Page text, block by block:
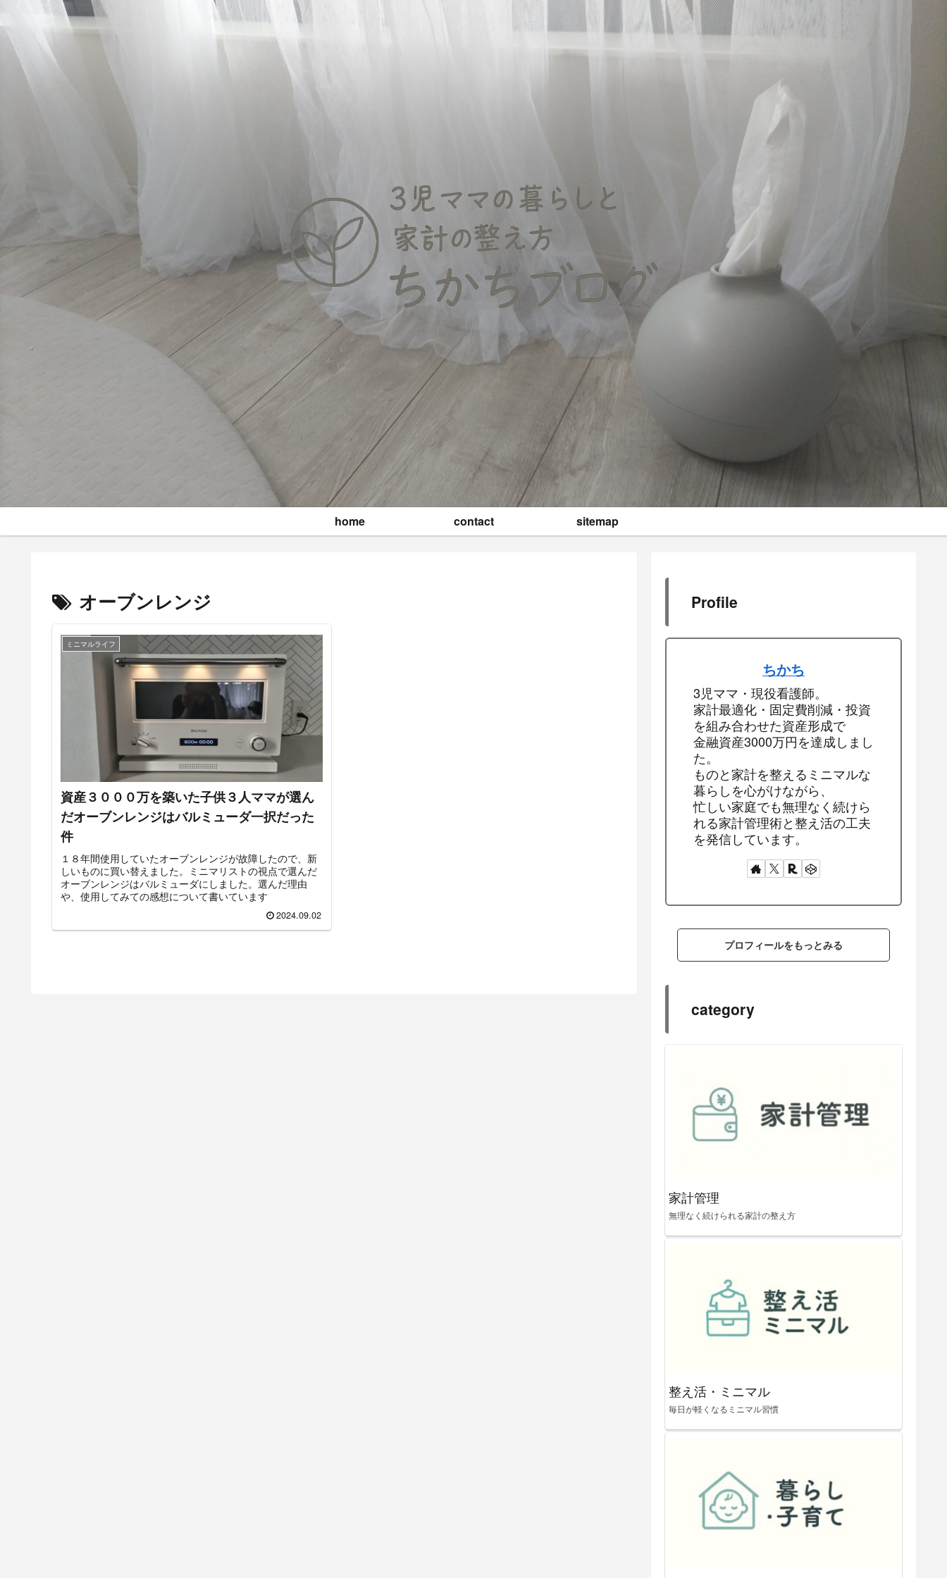
home contact sitemap
オーブンレンジ
ミニマルライフ
資産３０００万を築いた子供３人ママが選ん
だオーブンレンジはバルミューダ一択だった
件
１８年間使用していたオーブンレンジが故障したので、新
しいものに買い替えました。ミニマリストの視点で選んだ
オーブンレンジはバルミューダにしました。選んだ理由
や、使用してみての感想について書いています
2024.09.02
Profile
ちかち
3児ママ・現役看護師。
家計最適化・固定費削減・投資
を組み合わせた資産形成で
金融資産3000万円を達成しまし
た。
ものと家計を整えるミニマルな
暮らしを心がけながら、
忙しい家庭でも無理なく続けら
れる家計管理術と整え活の工夫
を発信しています。
プロフィールをもっとみる
category
家計管理
無理なく続けられる家計の整え方
整え活・ミニマル
毎日が軽くなるミニマル習慣